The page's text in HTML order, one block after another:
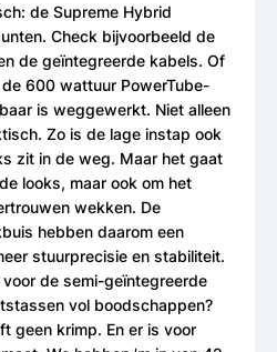
de Supreme Hybrid
Check bijvoorbeeld de
de geïntegreerde kabels. Of
600 wattuur PowerTube-
is weggewerkt. Niet alleen
Zo is de lage instap ook
zit in de weg. Maar het gaat
looks, maar ook om het
wekken. De
hebben daarom een
stuurprecisie en stabiliteit.
de semi-geïntegreerde
vol boodschappen?
geen krimp. En er is voor